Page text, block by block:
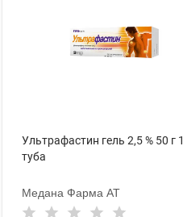
Ультрафастин гель 2,5 % 50 г 1
туба
Медана Фарма АТ